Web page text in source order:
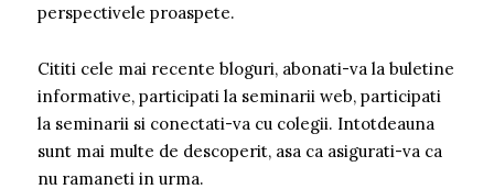
perspectivele proaspete.
Cititi cele mai recente bloguri, abonati-va la buletine
informative, participati la seminarii web, participati
la seminarii si conectati-va cu colegii. Intotdeauna
sunt mai multe de descoperit, asa ca asigurati-va ca
nu ramaneti in urma.